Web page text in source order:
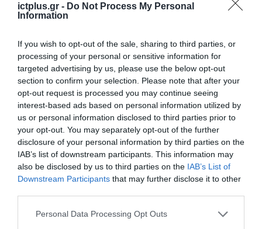
ictplus.gr - Do Not Process My Personal
Information
If you wish to opt-out of the sale, sharing to third parties, or
processing of your personal or sensitive information for
targeted advertising by us, please use the below opt-out
section to confirm your selection. Please note that after your
opt-out request is processed you may continue seeing
interest-based ads based on personal information utilized by
us or personal information disclosed to third parties prior to
your opt-out. You may separately opt-out of the further
disclosure of your personal information by third parties on the
IAB’s list of downstream participants. This information may
also be disclosed by us to third parties on the IAB’s List of
Downstream Participants that may further disclose it to other
Please note that this website/app uses one or more Google
Personal Data Processing Opt Outs
TAGS:
BLINK CHARGING HELLAS